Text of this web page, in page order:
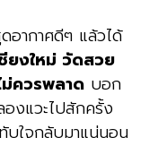
ากาศดีๆ แล้วได้
ยงใหม่ วัดสวย
ควรพลาด บอก
องแวะไปสักครั้ง
บใจกลับมาแน่นอน